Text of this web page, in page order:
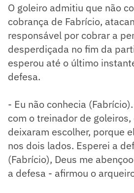
O goleiro admitiu que não
cobrança de Fabrício,
responsável por cobrar a
desperdiçada no fim da
esperou até o último
defesa.
- Eu não conhecia
com o treinador de goleiros,
deixaram escolher, porque
nos dois lados. Esperei a
(Fabrício), Deus me
a defesa - afirmou o